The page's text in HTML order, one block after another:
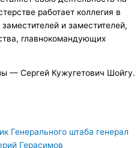
работает коллегия в
и заместителей,
главнокомандующих
— Сергей Кужугетович Шойгу.